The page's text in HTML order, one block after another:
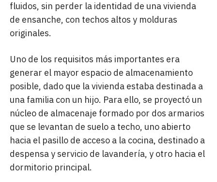
fluidos, sin perder la identidad de una vivienda
de ensanche, con techos altos y molduras
originales.
Uno de los requisitos más importantes era
generar el mayor espacio de almacenamiento
posible, dado que la vivienda estaba destinada a
una familia con un hijo. Para ello, se proyectó un
núcleo de almacenaje formado por dos armarios
que se levantan de suelo a techo, uno abierto
hacia el pasillo de acceso a la cocina, destinado a
despensa y servicio de lavandería, y otro hacia el
dormitorio principal.